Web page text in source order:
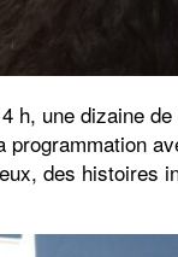
h, une dizaine
programmation
des histoires